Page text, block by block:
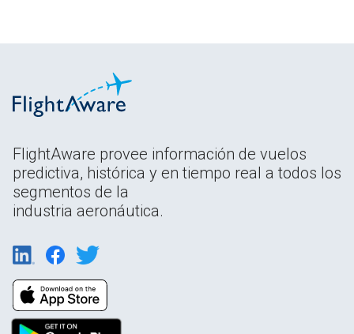
FlightAware provee información de vuelos
predictiva, histórica y en tiempo real a todos los
segmentos de la
industria aeronáutica.